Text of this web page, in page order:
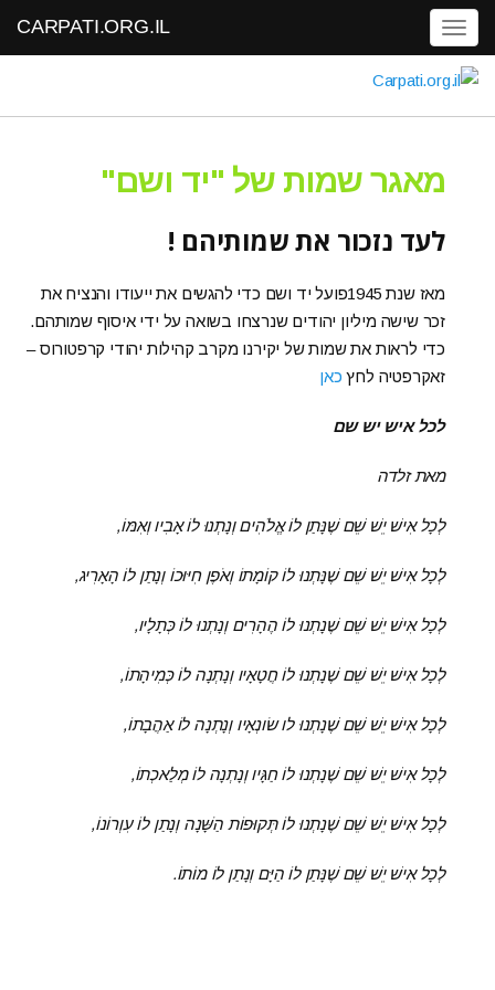
Toggle navigation
CARPATI.ORG.IL
מאגר שמות של "יד ושם"
לעד נזכור את שמותיהם !
מאז שנת 1945פועל יד ושם כדי להגשים את ייעודו והנציח את
זכר שישה מיליון יהודים שנרצחו בשואה על ידי איסוף שמותהם.
כדי לראות את שמות של יקירנו מקרב קהילות יהודי קרפטורוס –
זאקרפטיה לחץ כאן
לכל איש יש שם
מאת זלדה
לְכָל אִישׁ יֵשׁ שֵׁם שֶׁנָּתַן לוֹ אֱלֹהִים וְנָתְנוּ לוֹ אָבִיו וְאִמּוֹ,
לְכָל אִישׁ יֵשׁ שֵׁם שֶׁנָּתְנוּ לוֹ קוֹמָתוֹ וְאֹפֶן חִיּוּכוֹ וְנָתַן לוֹ הָאָרִיג,
לְכָל אִישׁ יֵשׁ שֵׁם שֶׁנָתְנוּ לוֹ הֶהָרִים וְנָתְנוּ לוֹ כְּתָלָיו,
לְכָל אִישׁ יֵשׁ שֵׁם שֶׁנָתְנוּ לוֹ חֲטָאָיו וְנָתְנָה לוֹ כְּמִיהָתוֹ,
לְכָל אִישׁ יֵשׁ שֵׁם שֶׁנָתְנוּ לו שׂונְאָיו וְנָתְנָה לוֹ אַהֲבָתוֹ,
לְכָל אִישׁ יֵשׁ שֵׁם שֶׁנָתְנוּ לוֹ חַגָּיו וְנָתְנָה לוֹ מְלַאכְתוֹ,
לְכָל אִישׁ יֵשׁ שֵׁם שֶׁנָתְנוּ לוֹ תְּקוּפוֹת הַשָּׁנָה וְנָתַן לוֹ עִוְרוֹנוֹ,
לְכָל אִישׁ יֵשׁ שֵׁם שֶׁנָּתַן לוֹ הַיָּם וְנָתַן לוֹ מוֹתוֹ.